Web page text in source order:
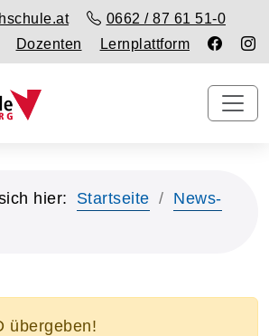
0662 / 87 61 51-0
Dozenten
Lernplattform
hier: Startseite
News-
übergeben!